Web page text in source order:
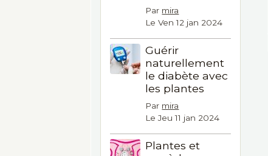
Par mira
Le Ven 12 jan 2024
Guérir
naturellement
le diabète avec
les plantes
Par mira
Le Jeu 11 jan 2024
Plantes et